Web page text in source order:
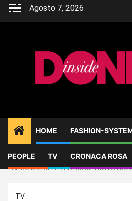
Skip
Agosto 7, 2026
HOME FASHION-
PEOPLE TV CRONACA ROSA
Home
TV
TAPIRO D’ORO PER LA BOSCHI MINISTRO
TV